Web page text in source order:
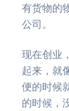
有货物的
公司。
现在创业
起来，就
便的时候
的时候，